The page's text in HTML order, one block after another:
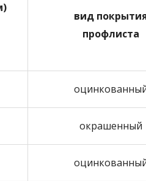
вид
профлиста
окрашенный